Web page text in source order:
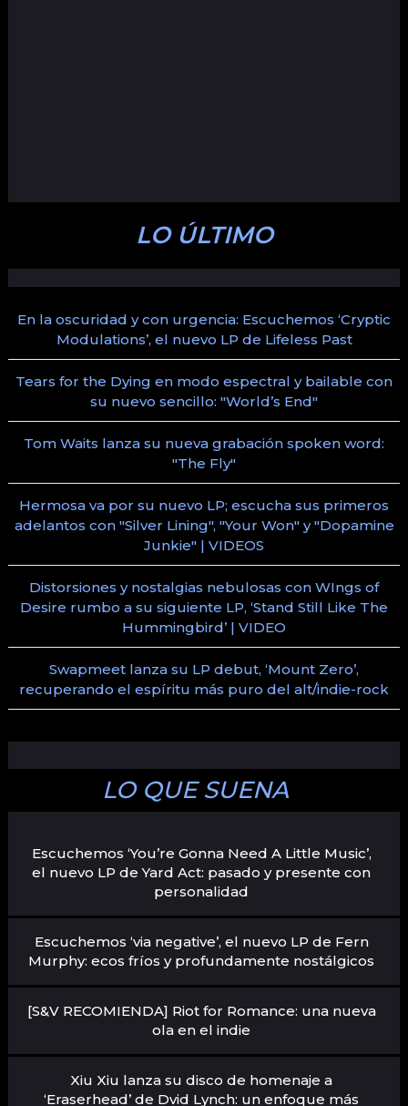
LO ÚLTIMO
En la oscuridad y con urgencia: Escuchemos ‘Cryptic
Modulations’, el nuevo LP de Lifeless Past
Tears for the Dying en modo espectral y bailable con
su nuevo sencillo: "World’s End"
Tom Waits lanza su nueva grabación spoken word:
"The Fly"
Hermosa va por su nuevo LP; escucha sus primeros
adelantos con "Silver Lining", "Your Won" y "Dopamine
Junkie" | VIDEOS
Distorsiones y nostalgias nebulosas con WIngs of
Desire rumbo a su siguiente LP, ‘Stand Still Like The
Hummingbird’ | VIDEO
Swapmeet lanza su LP debut, ‘Mount Zero’,
recuperando el espíritu más puro del alt/indie-rock
LO QUE SUENA
Escuchemos ‘You’re Gonna Need A Little Music’,
el nuevo LP de Yard Act: pasado y presente con
personalidad
Escuchemos ‘via negative’, el nuevo LP de Fern
Murphy: ecos fríos y profundamente nostálgicos
[S&V RECOMIENDA] Riot for Romance: una nueva
ola en el indie
Xiu Xiu lanza su disco de homenaje a
‘Eraserhead’ de Dvid Lynch: un enfoque más